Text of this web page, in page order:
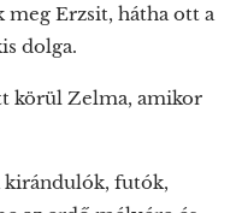
meg Erzsit, hátha ott a
dolga.
körül Zelma, amikor
kirándulók, futók,